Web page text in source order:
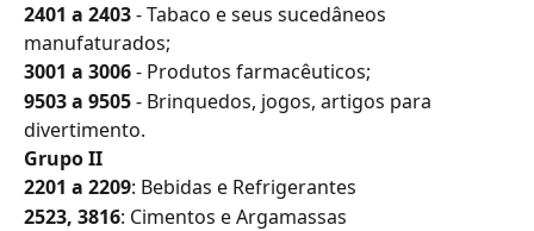
2401 a 2403 - Tabaco e seus sucedâneos
manufaturados;
3001 a 3006 - Produtos farmacêuticos;
9503 a 9505 - Brinquedos, jogos, artigos para
divertimento.
Grupo II
2201 a 2209: Bebidas e Refrigerantes
2523, 3816: Cimentos e Argamassas